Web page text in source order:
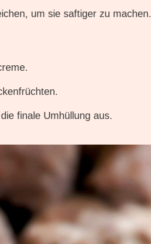
um sie saftiger zu machen.
finale Umhüllung aus.